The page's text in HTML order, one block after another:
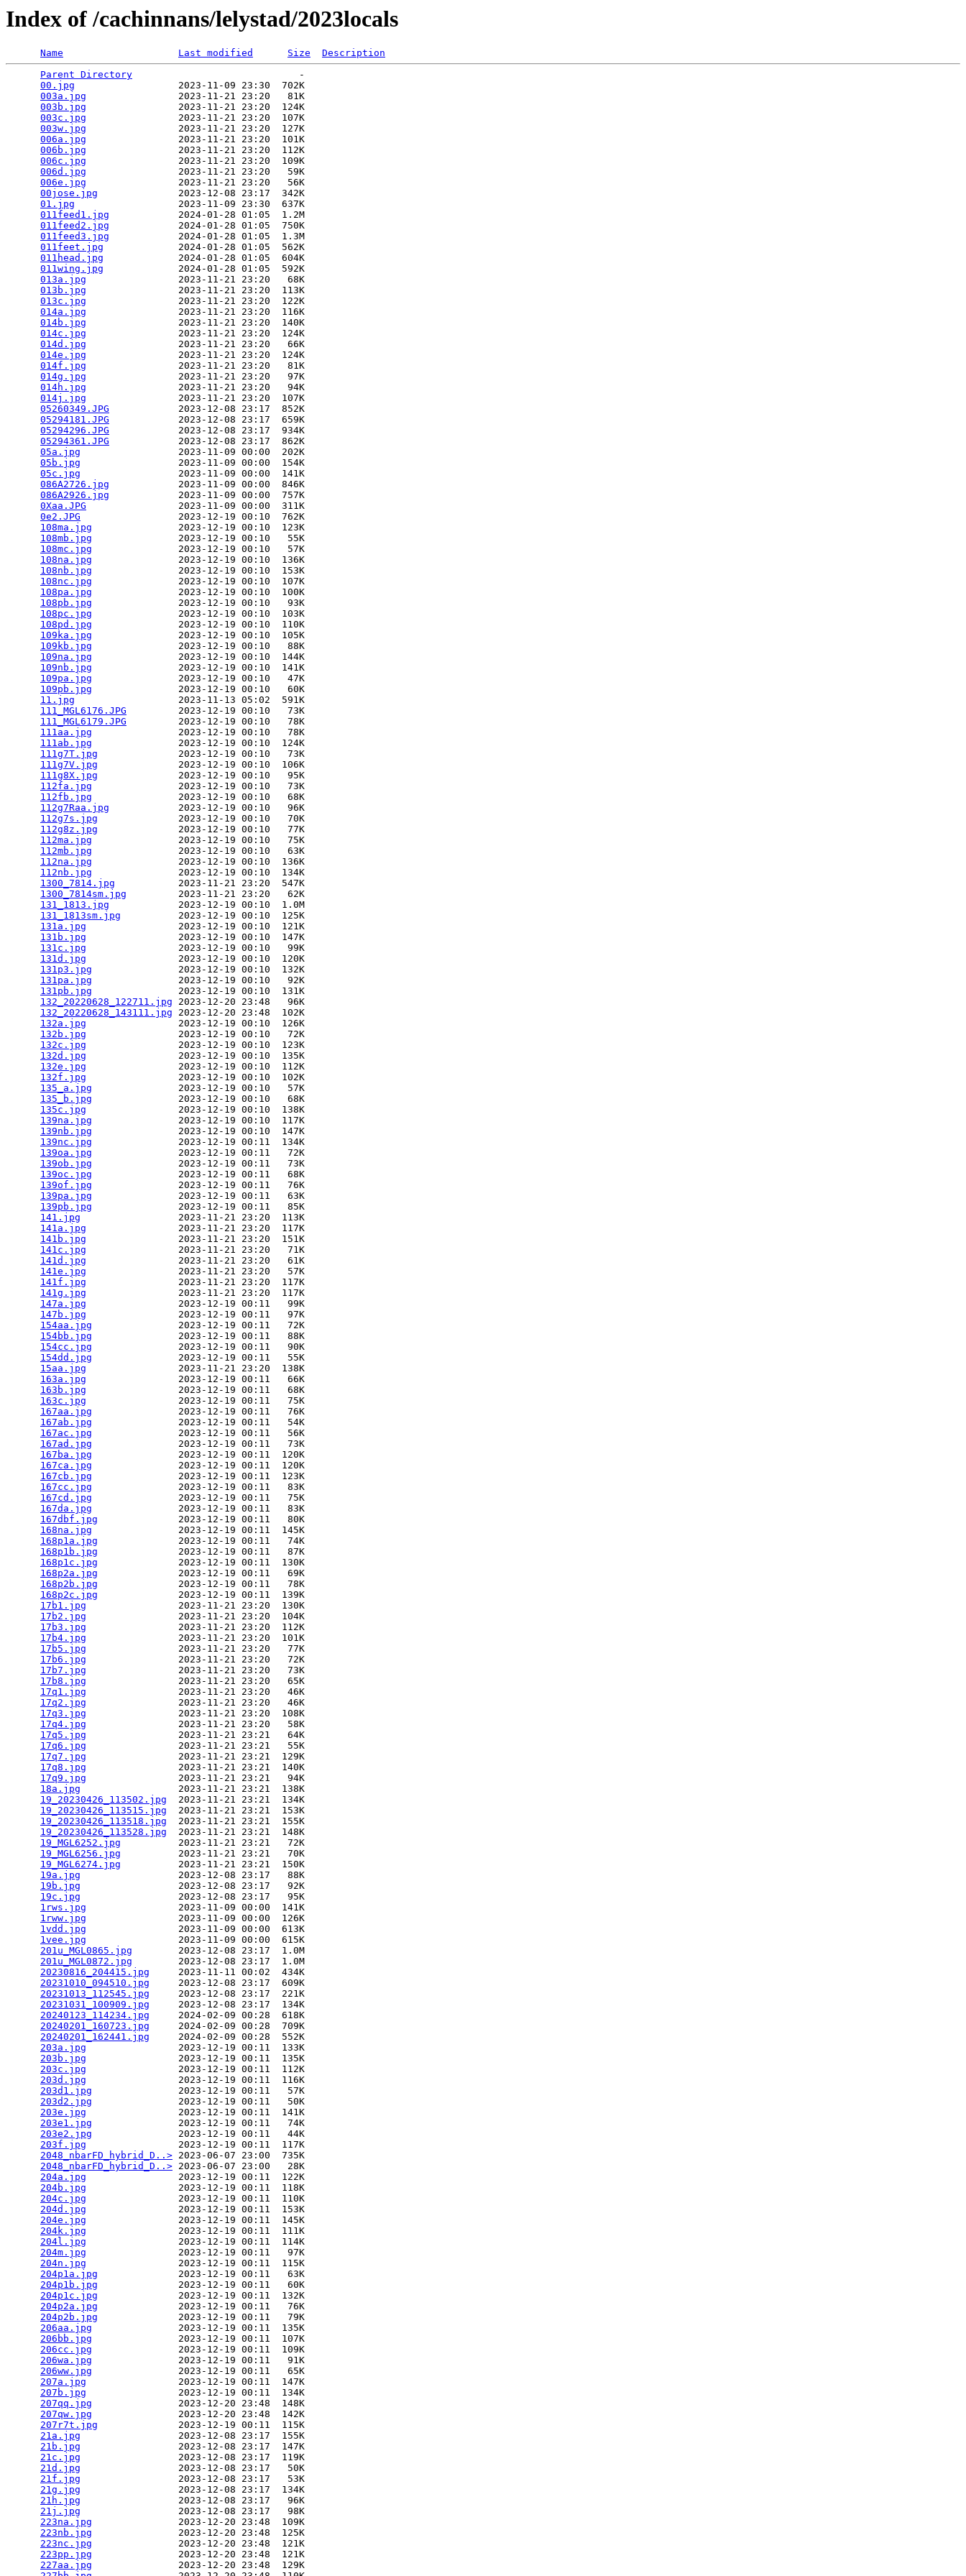
Index of /cachinnans/lelystad/2023locals
Name Last modified Size
Description
Parent Directory
                             -
00.jpg
                  2023-11-09 23:30  702K
003a.jpg
                2023-11-21 23:20   81K
003b.jpg
                2023-11-21 23:20  124K
003c.jpg
                2023-11-21 23:20  107K
003w.jpg
                2023-11-21 23:20  127K
006a.jpg
                2023-11-21 23:20  101K
006b.jpg
                2023-11-21 23:20  112K
006c.jpg
                2023-11-21 23:20  109K
006d.jpg
                2023-11-21 23:20   59K
006e.jpg
                2023-11-21 23:20   56K
00jose.jpg
              2023-12-08 23:17  342K
01.jpg
                  2023-11-09 23:30  637K
011feed1.jpg
            2024-01-28 01:05  1.2M
011feed2.jpg
            2024-01-28 01:05  750K
011feed3.jpg
            2024-01-28 01:05  1.3M
011feet.jpg
             2024-01-28 01:05  562K
011head.jpg
             2024-01-28 01:05  604K
011wing.jpg
             2024-01-28 01:05  592K
013a.jpg
                2023-11-21 23:20   68K
013b.jpg
                2023-11-21 23:20  113K
013c.jpg
                2023-11-21 23:20  122K
014a.jpg
                2023-11-21 23:20  116K
014b.jpg
                2023-11-21 23:20  140K
014c.jpg
                2023-11-21 23:20  124K
014d.jpg
                2023-11-21 23:20   66K
014e.jpg
                2023-11-21 23:20  124K
014f.jpg
                2023-11-21 23:20   81K
014g.jpg
                2023-11-21 23:20   97K
014h.jpg
                2023-11-21 23:20   94K
014j.jpg
                2023-11-21 23:20  107K
05260349.JPG
            2023-12-08 23:17  852K
05294181.JPG
            2023-12-08 23:17  659K
05294296.JPG
            2023-12-08 23:17  934K
05294361.JPG
            2023-12-08 23:17  862K
05a.jpg
                 2023-11-09 00:00  202K
05b.jpg
                 2023-11-09 00:00  154K
05c.jpg
                 2023-11-09 00:00  141K
086A2726.jpg
            2023-11-09 00:00  846K
086A2926.jpg
            2023-11-09 00:00  757K
0Xaa.JPG
                2023-11-09 00:00  311K
0e2.JPG
                 2023-12-19 00:10  762K
108ma.jpg
               2023-12-19 00:10  123K
108mb.jpg
               2023-12-19 00:10   55K
108mc.jpg
               2023-12-19 00:10   57K
108na.jpg
               2023-12-19 00:10  136K
108nb.jpg
               2023-12-19 00:10  153K
108nc.jpg
               2023-12-19 00:10  107K
108pa.jpg
               2023-12-19 00:10  100K
108pb.jpg
               2023-12-19 00:10   93K
108pc.jpg
               2023-12-19 00:10  103K
108pd.jpg
               2023-12-19 00:10  110K
109ka.jpg
               2023-12-19 00:10  105K
109kb.jpg
               2023-12-19 00:10   88K
109na.jpg
               2023-12-19 00:10  144K
109nb.jpg
               2023-12-19 00:10  141K
109pa.jpg
               2023-12-19 00:10   47K
109pb.jpg
               2023-12-19 00:10   60K
11.jpg
                  2023-11-13 05:02  591K
111_MGL6176.JPG
         2023-12-19 00:10   73K
111_MGL6179.JPG
         2023-12-19 00:10   78K
111aa.jpg
               2023-12-19 00:10   78K
111ab.jpg
               2023-12-19 00:10  124K
111g7T.jpg
              2023-12-19 00:10   73K
111g7V.jpg
              2023-12-19 00:10  106K
111g8X.jpg
              2023-12-19 00:10   95K
112fa.jpg
               2023-12-19 00:10   73K
112fb.jpg
               2023-12-19 00:10   68K
112g7Raa.jpg
            2023-12-19 00:10   96K
112g7s.jpg
              2023-12-19 00:10   70K
112g8z.jpg
              2023-12-19 00:10   77K
112ma.jpg
               2023-12-19 00:10   75K
112mb.jpg
               2023-12-19 00:10   63K
112na.jpg
               2023-12-19 00:10  136K
112nb.jpg
               2023-12-19 00:10  134K
1300_7814.jpg
           2023-11-21 23:20  547K
1300_7814sm.jpg
         2023-11-21 23:20   62K
131_1813.jpg
            2023-12-19 00:10  1.0M
131_1813sm.jpg
          2023-12-19 00:10  125K
131a.jpg
                2023-12-19 00:10  121K
131b.jpg
                2023-12-19 00:10  147K
131c.jpg
                2023-12-19 00:10   99K
131d.jpg
                2023-12-19 00:10  120K
131p3.jpg
               2023-12-19 00:10  132K
131pa.jpg
               2023-12-19 00:10   92K
131pb.jpg
               2023-12-19 00:10  131K
132_20220628_122711.jpg 2023-12-20 23:48   96K
132_20220628_143111.jpg 2023-12-20 23:48  102K
132a.jpg
                2023-12-19 00:10  126K
132b.jpg
                2023-12-19 00:10   72K
132c.jpg
                2023-12-19 00:10  123K
132d.jpg
                2023-12-19 00:10  135K
132e.jpg
                2023-12-19 00:10  112K
132f.jpg
                2023-12-19 00:10  102K
135_a.jpg
               2023-12-19 00:10   57K
135_b.jpg
               2023-12-19 00:10   68K
135c.jpg
                2023-12-19 00:10  138K
139na.jpg
               2023-12-19 00:10  117K
139nb.jpg
               2023-12-19 00:10  147K
139nc.jpg
               2023-12-19 00:11  134K
139oa.jpg
               2023-12-19 00:11   72K
139ob.jpg
               2023-12-19 00:11   73K
139oc.jpg
               2023-12-19 00:11   68K
139of.jpg
               2023-12-19 00:11   76K
139pa.jpg
               2023-12-19 00:11   63K
139pb.jpg
               2023-12-19 00:11   85K
141.jpg
                 2023-11-21 23:20  113K
141a.jpg
                2023-11-21 23:20  117K
141b.jpg
                2023-11-21 23:20  151K
141c.jpg
                2023-11-21 23:20   71K
141d.jpg
                2023-11-21 23:20   61K
141e.jpg
                2023-11-21 23:20   57K
141f.jpg
                2023-11-21 23:20  117K
141g.jpg
                2023-11-21 23:20  117K
147a.jpg
                2023-12-19 00:11   99K
147b.jpg
                2023-12-19 00:11   97K
154aa.jpg
               2023-12-19 00:11   72K
154bb.jpg
               2023-12-19 00:11   88K
154cc.jpg
               2023-12-19 00:11   90K
154dd.jpg
               2023-12-19 00:11   55K
15aa.jpg
                2023-11-21 23:20  138K
163a.jpg
                2023-12-19 00:11   66K
163b.jpg
                2023-12-19 00:11   68K
163c.jpg
                2023-12-19 00:11   75K
167aa.jpg
               2023-12-19 00:11   76K
167ab.jpg
               2023-12-19 00:11   54K
167ac.jpg
               2023-12-19 00:11   56K
167ad.jpg
               2023-12-19 00:11   73K
167ba.jpg
               2023-12-19 00:11  120K
167ca.jpg
               2023-12-19 00:11  120K
167cb.jpg
               2023-12-19 00:11  123K
167cc.jpg
               2023-12-19 00:11   83K
167cd.jpg
               2023-12-19 00:11   75K
167da.jpg
               2023-12-19 00:11   83K
167dbf.jpg
              2023-12-19 00:11   80K
168na.jpg
               2023-12-19 00:11  145K
168p1a.jpg
              2023-12-19 00:11   74K
168p1b.jpg
              2023-12-19 00:11   87K
168p1c.jpg
              2023-12-19 00:11  130K
168p2a.jpg
              2023-12-19 00:11   69K
168p2b.jpg
              2023-12-19 00:11   78K
168p2c.jpg
              2023-12-19 00:11  139K
17b1.jpg
                2023-11-21 23:20  130K
17b2.jpg
                2023-11-21 23:20  104K
17b3.jpg
                2023-11-21 23:20  112K
17b4.jpg
                2023-11-21 23:20  101K
17b5.jpg
                2023-11-21 23:20   77K
17b6.jpg
                2023-11-21 23:20   72K
17b7.jpg
                2023-11-21 23:20   73K
17b8.jpg
                2023-11-21 23:20   65K
17q1.jpg
                2023-11-21 23:20   46K
17q2.jpg
                2023-11-21 23:20   46K
17q3.jpg
                2023-11-21 23:20  108K
17q4.jpg
                2023-11-21 23:20   58K
17q5.jpg
                2023-11-21 23:21   64K
17q6.jpg
                2023-11-21 23:21   55K
17q7.jpg
                2023-11-21 23:21  129K
17q8.jpg
                2023-11-21 23:21  140K
17q9.jpg
                2023-11-21 23:21   94K
18a.jpg
                 2023-11-21 23:21  138K
19_20230426_113502.jpg
  2023-11-21 23:21  134K
19_20230426_113515.jpg
  2023-11-21 23:21  153K
19_20230426_113518.jpg
  2023-11-21 23:21  155K
19_20230426_113528.jpg
  2023-11-21 23:21  148K
19_MGL6252.jpg
          2023-11-21 23:21   72K
19_MGL6256.jpg
          2023-11-21 23:21   70K
19_MGL6274.jpg
          2023-11-21 23:21  150K
19a.jpg
                 2023-12-08 23:17   88K
19b.jpg
                 2023-12-08 23:17   92K
19c.jpg
                 2023-12-08 23:17   95K
1rws.jpg
                2023-11-09 00:00  141K
1rww.jpg
                2023-11-09 00:00  126K
1vdd.jpg
                2023-11-09 00:00  613K
1vee.jpg
                2023-11-09 00:00  615K
201u_MGL0865.jpg
        2023-12-08 23:17  1.0M
201u_MGL0872.jpg
        2023-12-08 23:17  1.0M
20230816_204415.jpg
     2023-11-11 00:02  434K
20231010_094510.jpg
     2023-12-08 23:17  609K
20231013_112545.jpg
     2023-12-08 23:17  221K
20231031_100909.jpg
     2023-12-08 23:17  134K
20240123_114234.jpg
     2024-02-09 00:28  618K
20240201_160723.jpg
     2024-02-09 00:28  709K
20240201_162441.jpg
     2024-02-09 00:28  552K
203a.jpg
                2023-12-19 00:11  133K
203b.jpg
                2023-12-19 00:11  135K
203c.jpg
                2023-12-19 00:11  112K
203d.jpg
                2023-12-19 00:11  116K
203d1.jpg
               2023-12-19 00:11   57K
203d2.jpg
               2023-12-19 00:11   50K
203e.jpg
                2023-12-19 00:11  141K
203e1.jpg
               2023-12-19 00:11   74K
203e2.jpg
               2023-12-19 00:11   44K
203f.jpg
                2023-12-19 00:11  117K
2048_nbarFD_hybrid_D..> 2023-06-07 23:00  735K
2048_nbarFD_hybrid_D..> 2023-06-07 23:00   28K
204a.jpg
                2023-12-19 00:11  122K
204b.jpg
                2023-12-19 00:11  118K
204c.jpg
                2023-12-19 00:11  110K
204d.jpg
                2023-12-19 00:11  153K
204e.jpg
                2023-12-19 00:11  145K
204k.jpg
                2023-12-19 00:11  111K
204l.jpg
                2023-12-19 00:11  114K
204m.jpg
                2023-12-19 00:11   97K
204n.jpg
                2023-12-19 00:11  115K
204p1a.jpg
              2023-12-19 00:11   63K
204p1b.jpg
              2023-12-19 00:11   60K
204p1c.jpg
              2023-12-19 00:11  132K
204p2a.jpg
              2023-12-19 00:11   76K
204p2b.jpg
              2023-12-19 00:11   79K
206aa.jpg
               2023-12-19 00:11  135K
206bb.jpg
               2023-12-19 00:11  107K
206cc.jpg
               2023-12-19 00:11  109K
206wa.jpg
               2023-12-19 00:11   91K
206ww.jpg
               2023-12-19 00:11   65K
207a.jpg
                2023-12-19 00:11  147K
207b.jpg
                2023-12-19 00:11  134K
207qq.jpg
               2023-12-20 23:48  148K
207qw.jpg
               2023-12-20 23:48  142K
207r7t.jpg
              2023-12-19 00:11  115K
21a.jpg
                 2023-12-08 23:17  155K
21b.jpg
                 2023-12-08 23:17  147K
21c.jpg
                 2023-12-08 23:17  119K
21d.jpg
                 2023-12-08 23:17   50K
21f.jpg
                 2023-12-08 23:17   53K
21g.jpg
                 2023-12-08 23:17  134K
21h.jpg
                 2023-12-08 23:17   96K
21j.jpg
                 2023-12-08 23:17   98K
223na.jpg
               2023-12-20 23:48  109K
223nb.jpg
               2023-12-20 23:48  125K
223nc.jpg
               2023-12-20 23:48  121K
223pp.jpg
               2023-12-20 23:48  121K
227aa.jpg
               2023-12-20 23:48  129K